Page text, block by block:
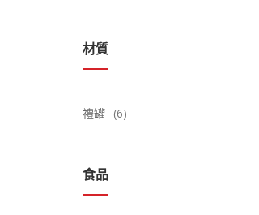
材質
禮罐 (6)
食品